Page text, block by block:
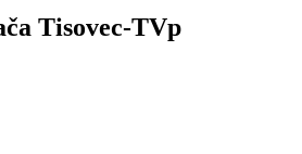
Tisovec-TVp